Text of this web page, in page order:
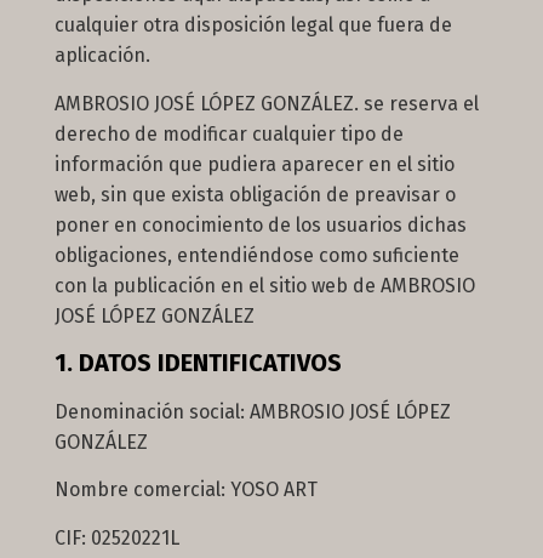
cualquier otra disposición legal que fuera de
aplicación.
AMBROSIO JOSÉ LÓPEZ GONZÁLEZ. se reserva el
derecho de modificar cualquier tipo de
información que pudiera aparecer en el sitio
web, sin que exista obligación de preavisar o
poner en conocimiento de los usuarios dichas
obligaciones, entendiéndose como suficiente
con la publicación en el sitio web de AMBROSIO
JOSÉ LÓPEZ GONZÁLEZ
1. DATOS IDENTIFICATIVOS
Denominación social: AMBROSIO JOSÉ LÓPEZ
GONZÁLEZ
Nombre comercial: YOSO ART
CIF: 02520221L